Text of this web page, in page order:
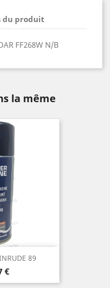
du produit
FF268W N/B
la même
89
€